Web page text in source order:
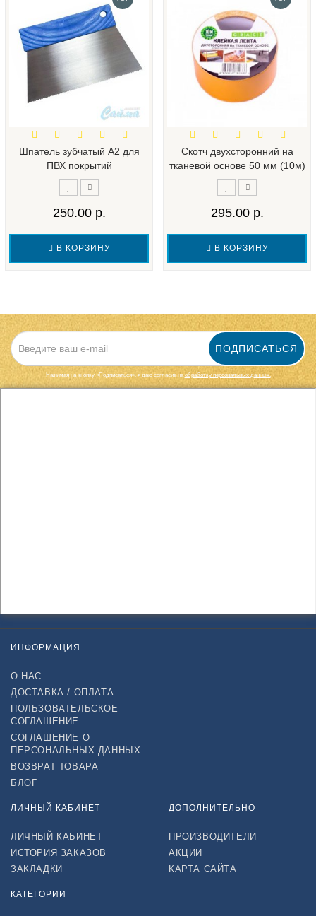
Шпатель зубчатый А2 для
ПВХ покрытий
250.00 р.
В КОРЗИНУ
Скотч двухсторонний на
тканевой основе 50 мм (10м)
295.00 р.
В КОРЗИНУ
ПОДПИСАТЬСЯ
Нажимая на кнопку «Подписаться», я даю cогласие на обработку персональных данных.
ИНФОРМАЦИЯ
О НАС
ДОСТАВКА / ОПЛАТА
ПОЛЬЗОВАТЕЛЬСКОЕ
СОГЛАШЕНИЕ
СОГЛАШЕНИЕ О
ПЕРСОНАЛЬНЫХ ДАННЫХ
ВОЗВРАТ ТОВАРА
БЛОГ
ЛИЧНЫЙ КАБИНЕТ
ЛИЧНЫЙ КАБИНЕТ
ИСТОРИЯ ЗАКАЗОВ
ЗАКЛАДКИ
ДОПОЛНИТЕЛЬНО
ПРОИЗВОДИТЕЛИ
АКЦИИ
КАРТА САЙТА
КАТЕГОРИИ